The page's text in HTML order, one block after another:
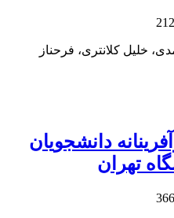
خلیل کلانتری، فرحناز
دانشجویان
تهران